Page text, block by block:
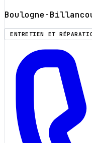
Boulogne-
ENTRETIEN ET